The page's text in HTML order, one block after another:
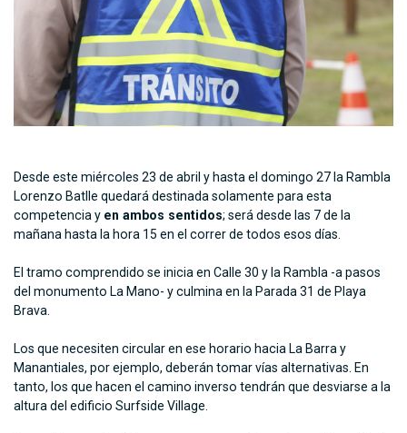
Desde este miércoles 23 de abril y hasta el domingo 27 la Rambla
Lorenzo Batlle quedará destinada solamente para esta
competencia y en ambos sentidos; será desde las 7 de la
mañana hasta la hora 15 en el correr de todos esos días.
El tramo comprendido se inicia en Calle 30 y la Rambla -a pasos
del monumento La Mano- y culmina en la Parada 31 de Playa
Brava.
Los que necesiten circular en ese horario hacia La Barra y
Manantiales, por ejemplo, deberán tomar vías alternativas. En
tanto, los que hacen el camino inverso tendrán que desviarse a la
altura del edificio Surfside Village.